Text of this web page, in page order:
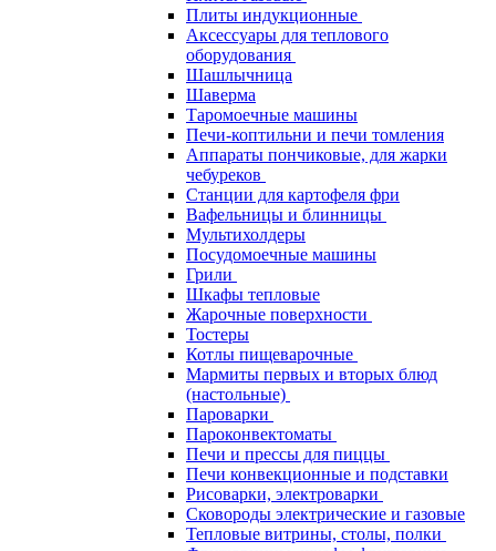
Плиты индукционные
Аксессуары для теплового
оборудования
Шашлычница
Шаверма
Таромоечные машины
Печи-коптильни и печи томления
Аппараты пончиковые, для жарки
чебуреков
Станции для картофеля фри
Вафельницы и блинницы
Мультихолдеры
Посудомоечные машины
Грили
Шкафы тепловые
Жарочные поверхности
Тостеры
Котлы пищеварочные
Мармиты первых и вторых блюд
(настольные)
Пароварки
Пароконвектоматы
Печи и прессы для пиццы
Печи конвекционные и подставки
Рисоварки, электроварки
Сковороды электрические и газовые
Тепловые витрины, столы, полки